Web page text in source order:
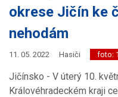
okrese Jičín ke
nehodám
11. 05. 2022 Hasiči foto: 1
Jičínsko - V úterý 10.
Královéhradeckém kraji